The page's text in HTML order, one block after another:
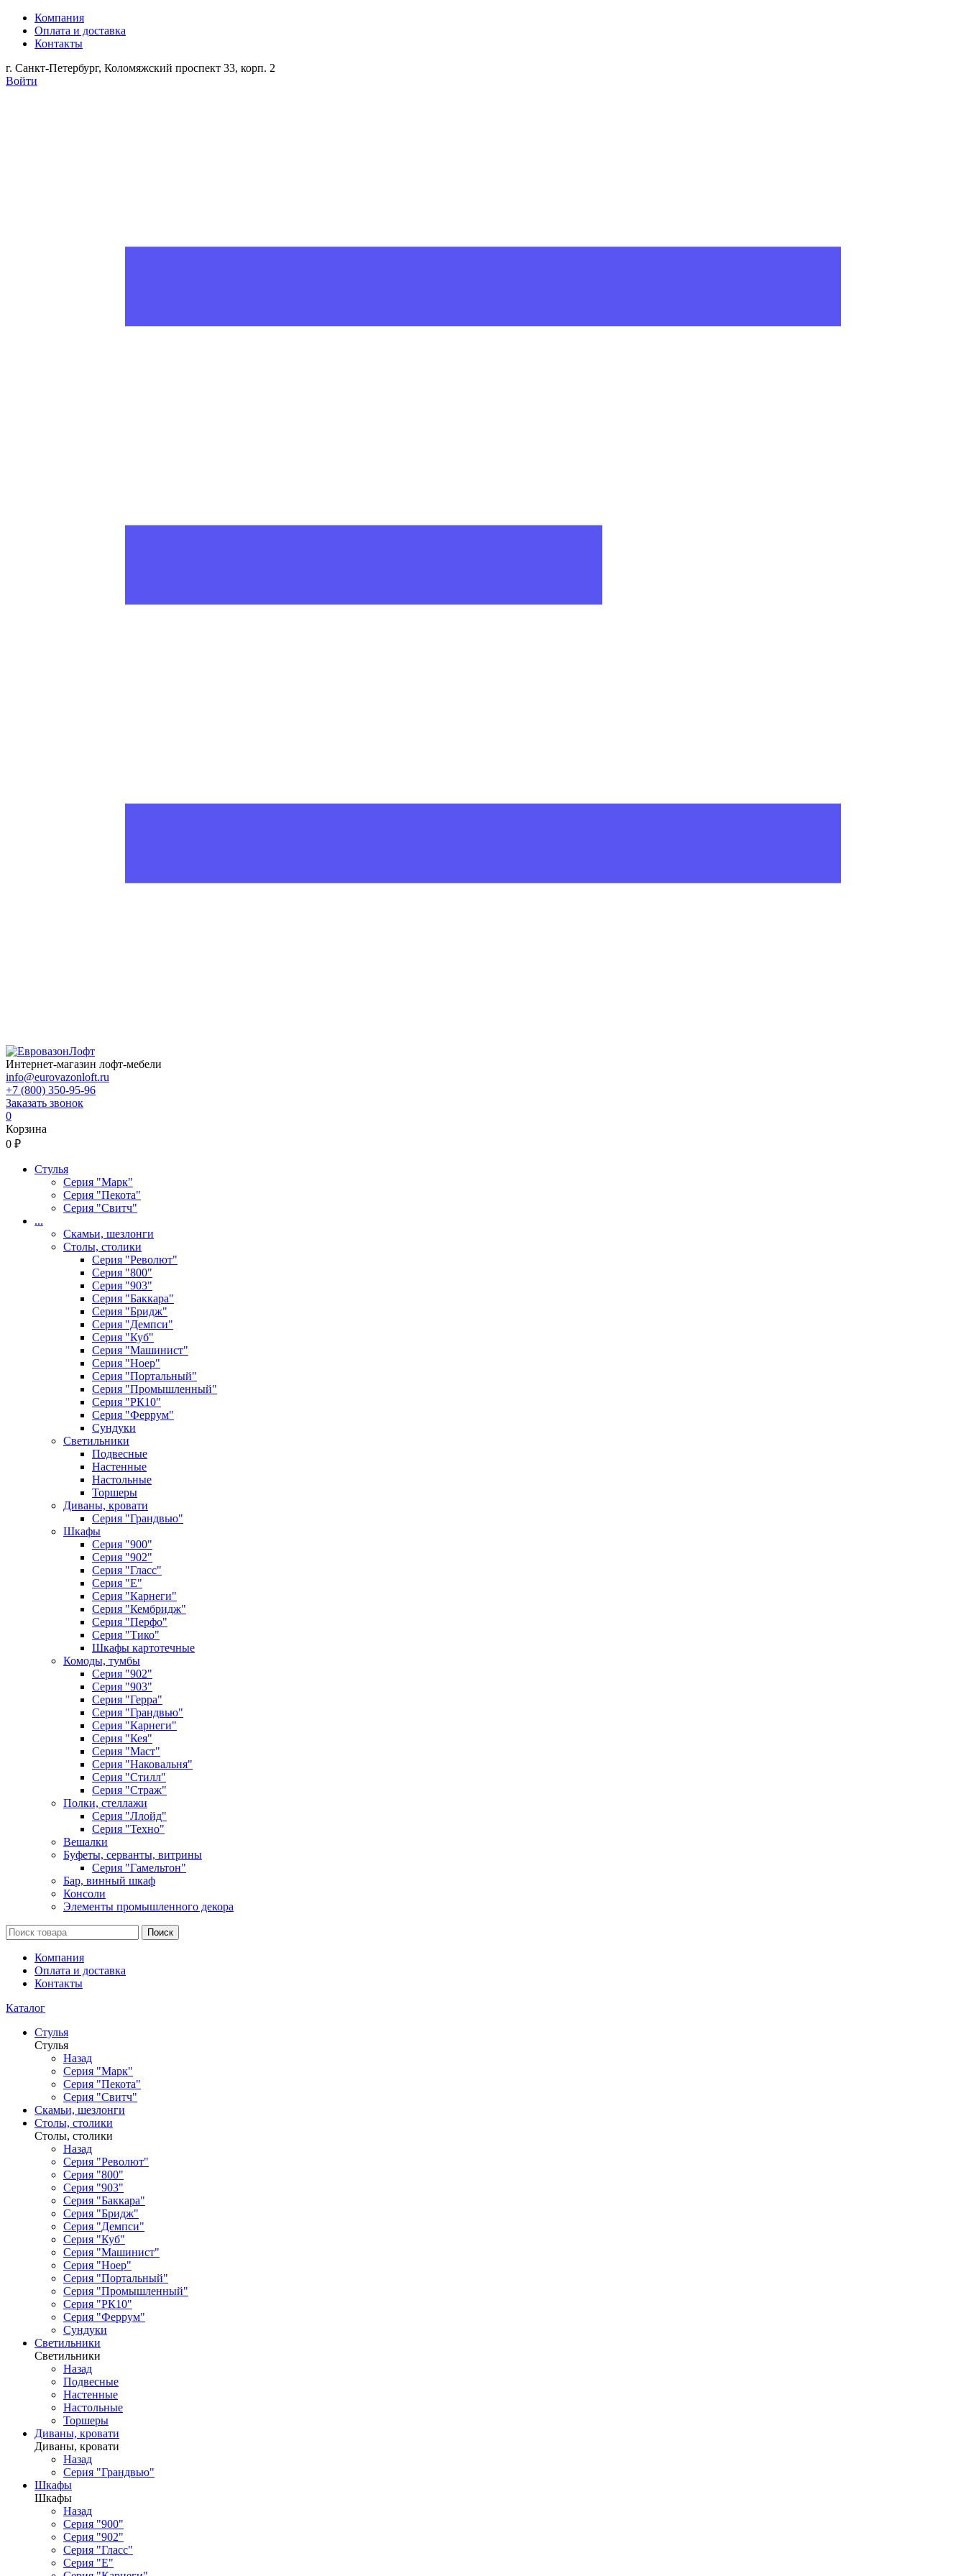
Компания
Оплата и доставка
Контакты
г. Санкт-Петербург, Коломяжский проспект 33, корп. 2
Войти
Интернет-магазин лофт-мебели
info@eurovazonloft.ru
+7 (800) 350-95-96
Заказать звонок
0
Корзина
0 ₽
Стулья
Серия "Марк"
Серия "Пекота"
Серия "Свитч"
...
Скамьи, шезлонги
Столы, столики
Серия "Револют"
Серия "800"
Серия "903"
Серия "Баккара"
Серия "Бридж"
Серия "Демпси"
Серия "Куб"
Серия "Машинист"
Серия "Ноер"
Серия "Портальный"
Серия "Промышленный"
Серия "РК10"
Серия "Феррум"
Сундуки
Светильники
Подвесные
Настенные
Настольные
Торшеры
Диваны, кровати
Серия "Грандвью"
Шкафы
Серия "900"
Серия "902"
Серия "Гласс"
Серия "Е"
Серия "Карнеги"
Серия "Кембридж"
Серия "Перфо"
Серия "Тико"
Шкафы картотечные
Комоды, тумбы
Серия "902"
Серия "903"
Серия "Герра"
Серия "Грандвью"
Серия "Карнеги"
Серия "Кея"
Серия "Маст"
Серия "Наковальня"
Серия "Стилл"
Серия "Страж"
Полки, стеллажи
Серия "Ллойд"
Серия "Техно"
Вешалки
Буфеты, серванты, витрины
Серия "Гамельтон"
Бар, винный шкаф
Консоли
Элементы промышленного декора
Поиск
Компания
Оплата и доставка
Контакты
Каталог
Стулья
Стулья
Назад
Серия "Марк"
Серия "Пекота"
Серия "Свитч"
Скамьи, шезлонги
Столы, столики
Столы, столики
Назад
Серия "Револют"
Серия "800"
Серия "903"
Серия "Баккара"
Серия "Бридж"
Серия "Демпси"
Серия "Куб"
Серия "Машинист"
Серия "Ноер"
Серия "Портальный"
Серия "Промышленный"
Серия "РК10"
Серия "Феррум"
Сундуки
Светильники
Светильники
Назад
Подвесные
Настенные
Настольные
Торшеры
Диваны, кровати
Диваны, кровати
Назад
Серия "Грандвью"
Шкафы
Шкафы
Назад
Серия "900"
Серия "902"
Серия "Гласс"
Серия "Е"